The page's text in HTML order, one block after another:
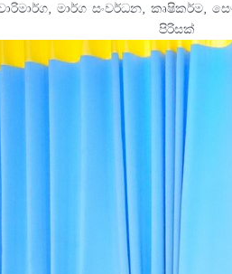
මාර්ග සංවර්ධන, කෘෂිකර්ම,